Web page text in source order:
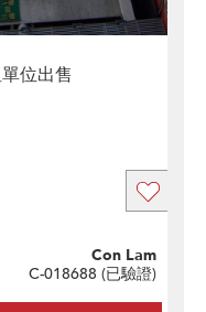
位出售
Con Lam
C-018688 (已驗證)